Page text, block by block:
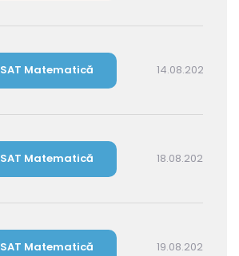
SAT Matematică 14.08.2026 16:00
SAT Matematică 18.08.2026 16:00
SAT Matematică 19.08.2026 14:30